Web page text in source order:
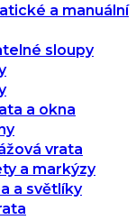
a manuální
sloupy
a okna
vrata
a markýzy
a světlíky